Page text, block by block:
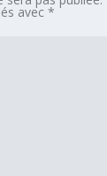
avec*